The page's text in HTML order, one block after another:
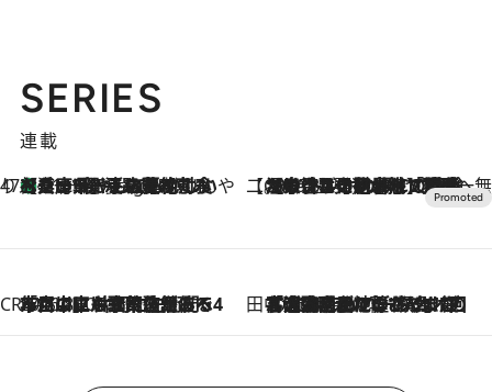
SERIES
連載
47都道府県の手みやげ ひんやりスイーツで夏を満喫
11 Hours Ago
【兵庫県】この夏絶対食べたい 冷やしておいしいおやつ3選 淡路島の恵みをジェラートに集約 【CREA×星野リゾート】唯一無二。癒しと発見が待つ場所へ
2026.8.7
【トンボの足水浴】ヒノキの香りに包まれて涼感マックス！約13℃の湧水かけ流しを避暑地「星野温泉 トンボの湯」で体験
CREA'S CHOICE
2026.8.7
「立川にも歌舞伎があるんだよ」 片岡仁左衛門・市川中車ら豪華座組みで4年目の立川立飛歌舞伎へ 田中稲の勝手に再ブーム
2026.8.7
「湘南乃風に憧れて」観客大盛上がりの“タオル回し”に、ラッパー顔負けの高速歌唱まで…さだまさし（74）のアグレッシブすぎる現在地